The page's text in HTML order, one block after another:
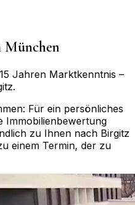
München
Jahren Marktkenntnis –
.
Für ein persönliches
Immobilienbewertung
zu Ihnen nach Birgitz
einem Termin, der zu